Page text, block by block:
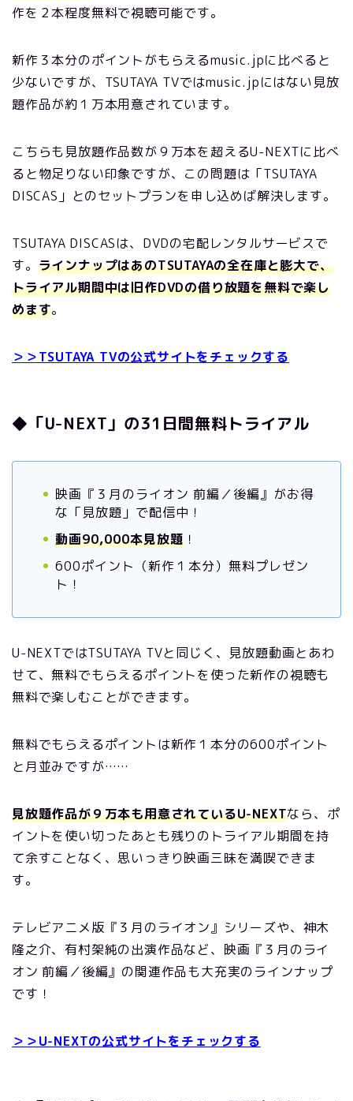
作を２本程度無料で視聴可能です。
新作３本分のポイントがもらえるmusic.jpに比べると
少ないですが、TSUTAYA TVではmusic.jpにはない見放
題作品が約１万本用意されています。
こちらも見放題作品数が９万本を超えるU-NEXTに比べ
ると物足りない印象ですが、この問題は「TSUTAYA
DISCAS」とのセットプランを申し込めば解決します。
TSUTAYA DISCASは、DVDの宅配レンタルサービスで
す。 ラインナップはあのTSUTAYAの全在庫と膨大で、
トライアル期間中は旧作DVDの借り放題を無料で楽し
めます。
＞＞TSUTAYA TVの公式サイトをチェックする
◆「U-NEXT」の31日間無料トライアル
映画『３月のライオン 前編／後編』がお得
な「見放題」で配信中！
動画90,000本見放題 ！
600ポイント（新作１本分）無料プレゼン
ト！
U-NEXTではTSUTAYA TVと同じく、見放題動画とあわ
せて、無料でもらえるポイントを使った新作の視聴も
無料で楽しむことができます。
無料でもらえるポイントは新作１本分の600ポイント
と月並みですが……
見放題作品が９万本も用意されているU-NEXTなら、ポ
イントを使い切ったあとも残りのトライアル期間を持
て余すことなく、思いっきり映画三昧を満喫できま
す。
テレビアニメ版『３月のライオン』シリーズや、神木
隆之介、有村架純の出演作品など、映画『３月のライ
オン 前編／後編』の関連作品も大充実のラインナップ
です！
＞＞U-NEXTの公式サイトをチェックする